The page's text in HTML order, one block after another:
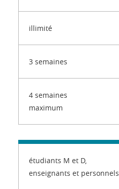
illimité
3 semaines
4 semaines
maximum
étudiants M et D,
enseignants et personnels